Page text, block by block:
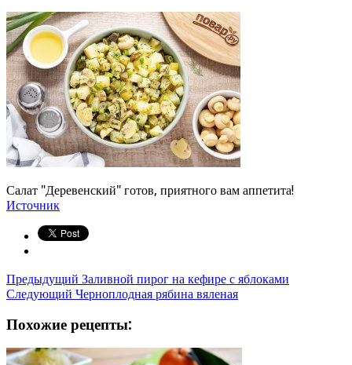
Салат "Деревенский" готов, приятного вам аппетита!
Источник
Предыдущий Заливной пирог на кефире с яблоками
Следующий Черноплодная рябина вяленая
Похожие рецепты: